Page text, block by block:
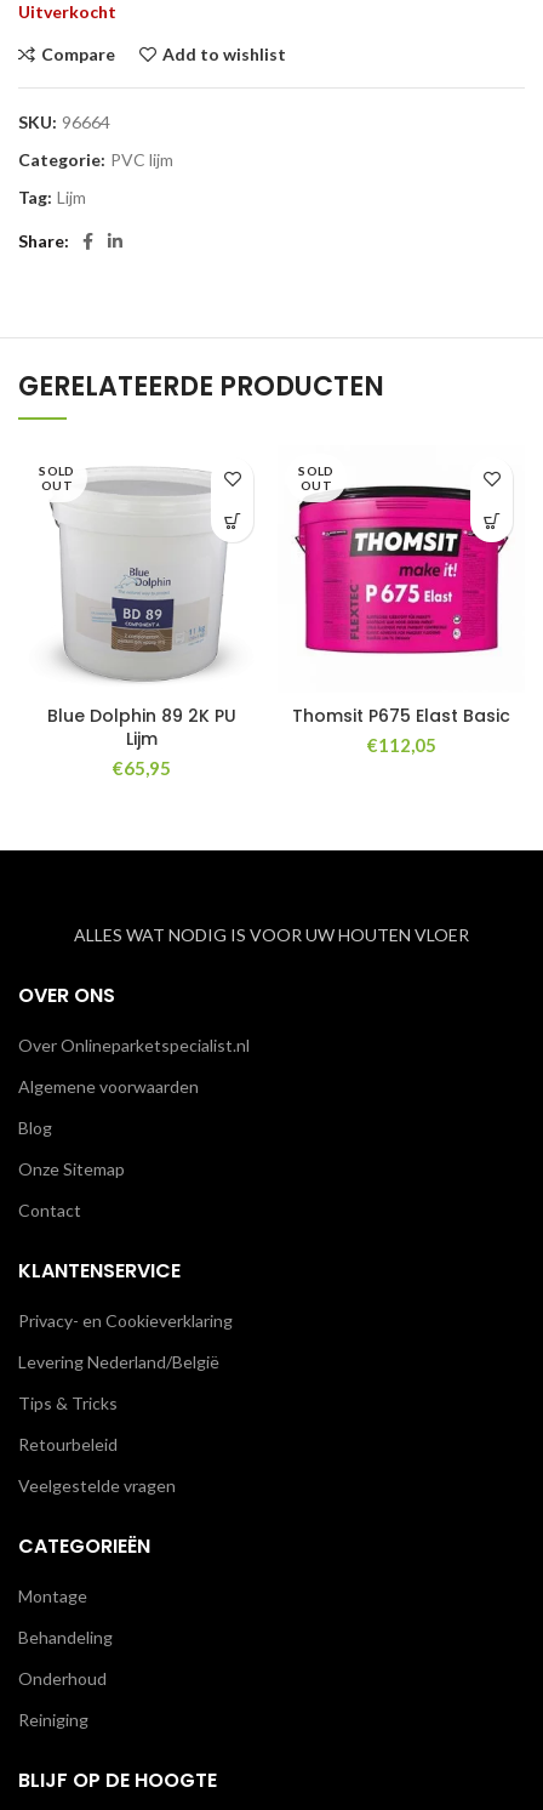
Uitverkocht
Compare Add to wishlist
SKU: 96664
Categorie: PVC lijm
Tag: Lijm
Share
GERELATEERDE PRODUCTEN
SOLD
OUT
Blue Dolphin 89 2K PU
Lijm
€65,95
SOLD
OUT
Thomsit P675 Elast Basic
€112,05
ALLES WAT NODIG IS VOOR UW HOUTEN VLOER
OVER ONS
Over Onlineparketspecialist.nl
Algemene voorwaarden
Blog
Onze Sitemap
Contact
KLANTENSERVICE
Privacy- en Cookieverklaring
Levering Nederland/België
Tips & Tricks
Retourbeleid
Veelgestelde vragen
CATEGORIEËN
Montage
Behandeling
Onderhoud
Reiniging
BLIJF OP DE HOOGTE